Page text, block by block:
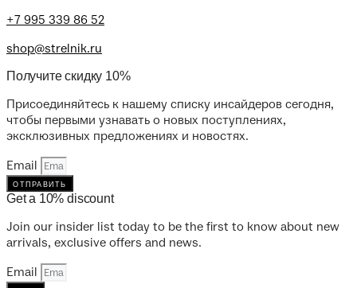
+7 995 339 86 52
shop@strelnik.ru
Получите скидку 10%
Присоединяйтесь к нашему списку инсайдеров сегодня,
чтобы первыми узнавать о новых поступлениях,
эксклюзивных предложениях и новостях.
Email
отправить
Get a 10% discount
Join our insider list today to be the first to know about new
arrivals, exclusive offers and news.
Email